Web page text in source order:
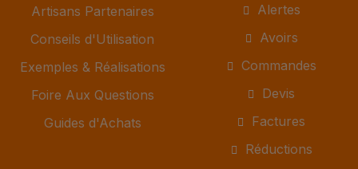
Artisans Partenaires
Conseils d'Utilisation
Exemples & Réalisations
Foire Aux Questions
Guides d'Achats
Alertes
Avoirs
Commandes
Devis
Factures
Réductions